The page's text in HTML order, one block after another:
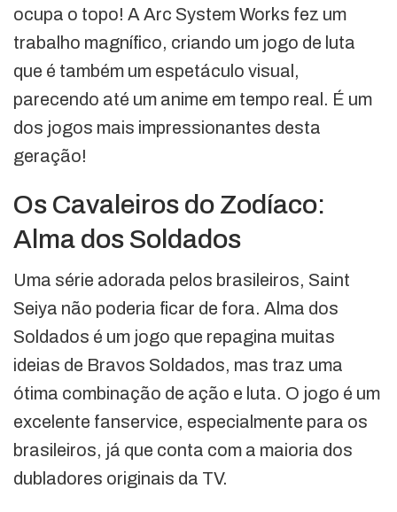
ocupa o topo! A Arc System Works fez um
trabalho magnífico, criando um jogo de luta
que é também um espetáculo visual,
parecendo até um anime em tempo real. É um
dos jogos mais impressionantes desta
geração!
Os Cavaleiros do Zodíaco:
Alma dos Soldados
Uma série adorada pelos brasileiros, Saint
Seiya não poderia ficar de fora. Alma dos
Soldados é um jogo que repagina muitas
ideias de Bravos Soldados, mas traz uma
ótima combinação de ação e luta. O jogo é um
excelente fanservice, especialmente para os
brasileiros, já que conta com a maioria dos
dubladores originais da TV.